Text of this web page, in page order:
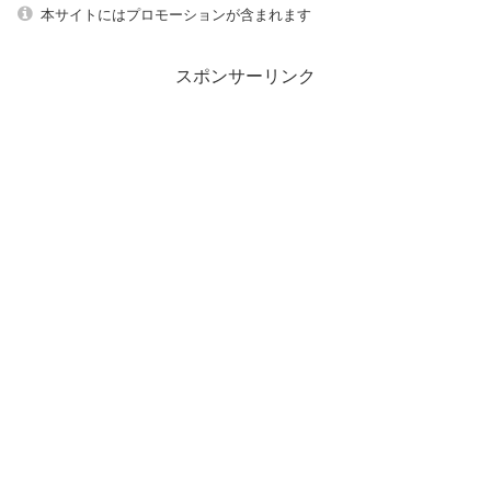
本サイトにはプロモーションが含まれます
スポンサーリンク